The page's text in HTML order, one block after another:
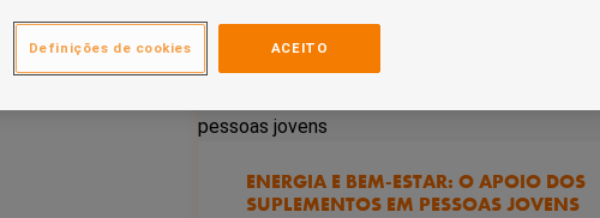
ENERGIA E BEM-ESTAR: O APOIO DOS
SUPLEMENTOS EM PESSOAS JOVENS
ACEITO
Definições de cookies